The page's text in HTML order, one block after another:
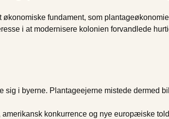
fundament, som
i at modernisere kolonien forvandlede
sig i byerne. Plantageejerne mistede dermed
konkurrence og nye europæiske